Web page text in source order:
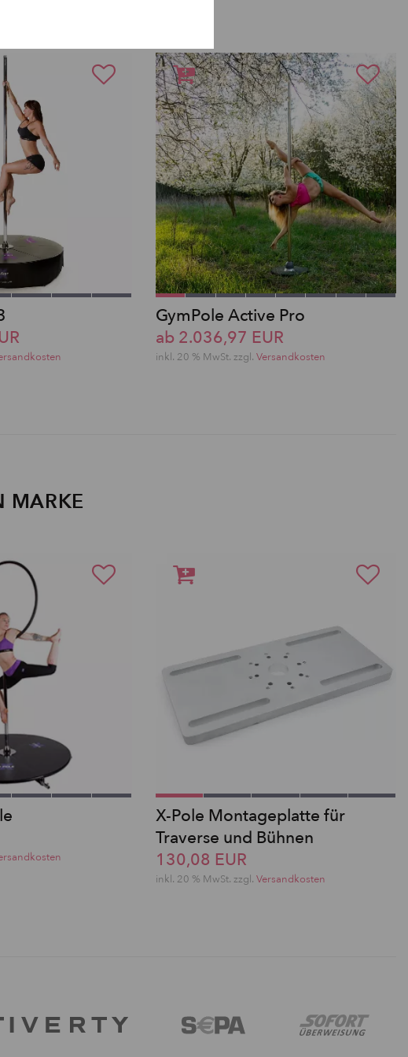
GymPole Active Pro
ab 2.036,97 EUR
inkl. 20 % MwSt. zzgl. Versandkosten
MARKE
X-Pole Montageplatte für
Traverse und Bühnen
130,08 EUR
inkl. 20 % MwSt. zzgl. Versandkosten